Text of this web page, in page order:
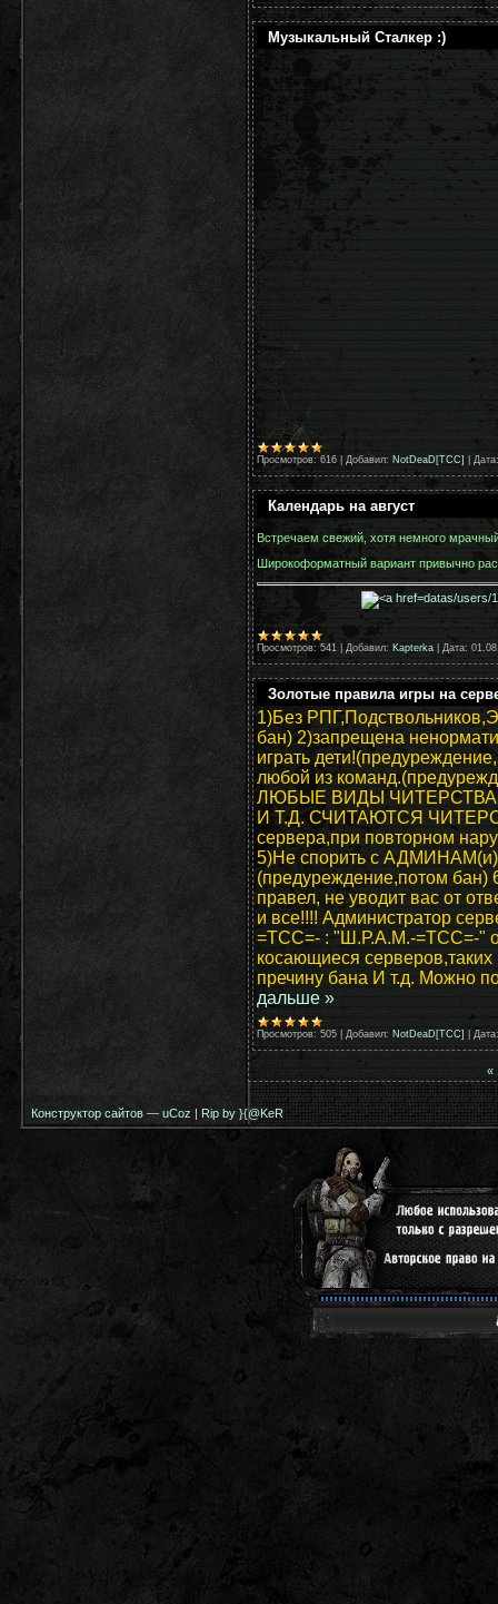
Музыкальный Сталкер :)
Просмотров: 616 Добавил: NotDeaD[TCC] Дата:
Календарь на август
Встречаем свежий, хотя немного
Широкоформатный вариант привычно
Просмотров: 541 Добавил: Kapterka Дата:
Золотые правила игры на
1)Без
бан) 2)запрещена
играть
любой из
ЛЮБЫЕ ВИДЫ
И Т.Д. СЧИТАЮТСЯ
сервера,при повторном
5)Не спорить с
(предуреждение,потом
правел, не уводит вас от
и все!!!! Администратор
=ТСС=- : "Ш.Р.А.М.-=ТСС=-"
косающиеся
пречину бана И т.д. Можно
дальше »
Просмотров: 505 Добавил: NotDeaD[TCC] Дата:
«
Конструктор сайтов — uCoz | Rip by }{@KeR